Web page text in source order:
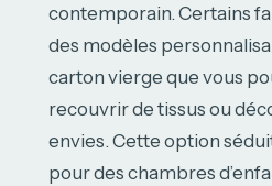
contemporain. Certains
des modèles
carton vierge que vous
recouvrir de tissus ou
envies. Cette option
pour des chambres